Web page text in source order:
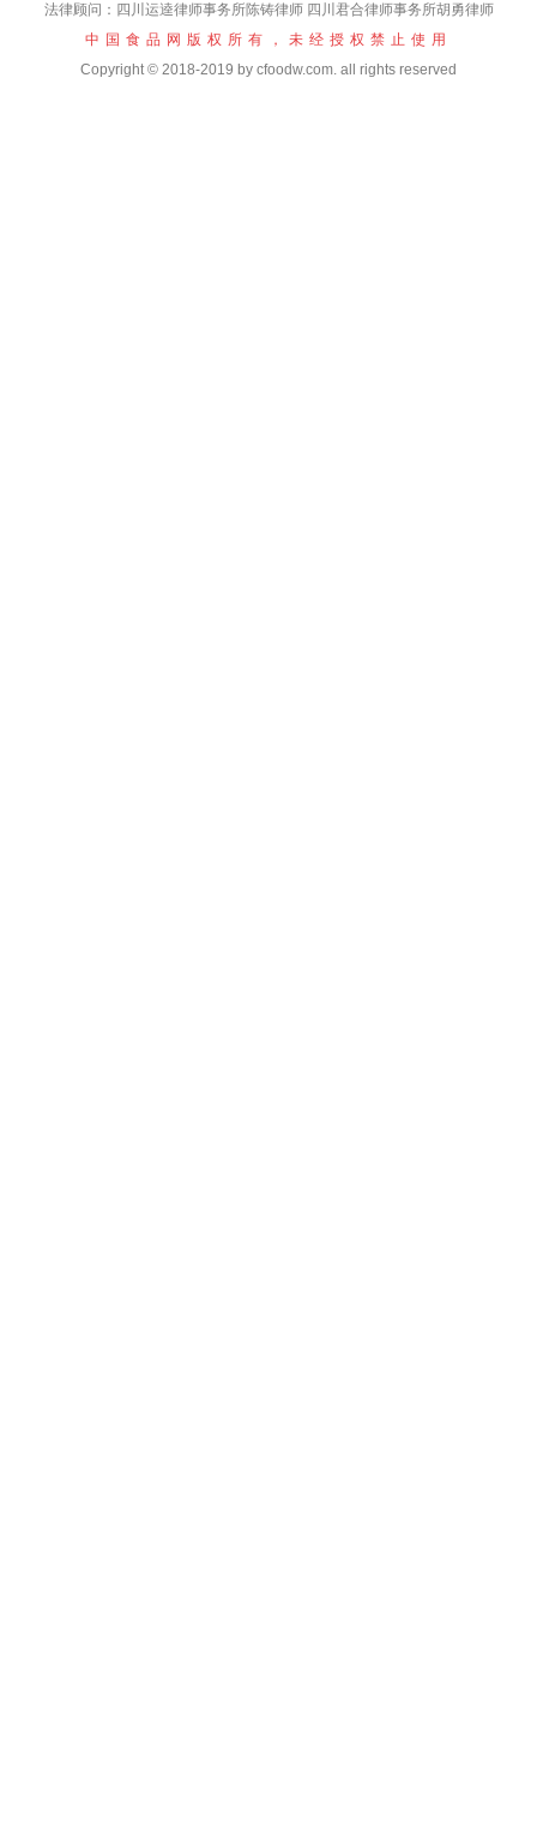
法律顾问：四川运逵律师事务所陈铸律师 四川君合律师事务所胡勇律师
中国食品网版权所有，未经授权禁止使用
Copyright © 2018-2019 by cfoodw.com. all rights reserved